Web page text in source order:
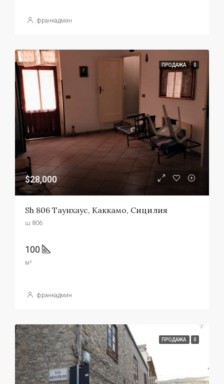
франкадмин
ПРОДАЖА 0
$28,000
Sh 806 Таунхаус, Каккамо, Сицилия
ш 806
100
м²
франкадмин
ПРОДАЖА 0